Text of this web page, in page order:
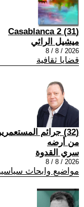
(31) Casablanca 2
ميشيل الرائي
2026 / 8 / 8
قضايا ثقافية
(32) جرائم
من أرضه
سري القدوة
2026 / 8 / 8
مواضيع وابحاث